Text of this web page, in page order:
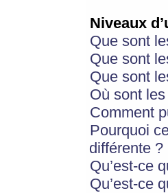
Niveaux
Que sont
Que sont
Que sont
Où sont
Comment
Pourquoi
différente ?
Qu’est-ce
Qu’est-ce